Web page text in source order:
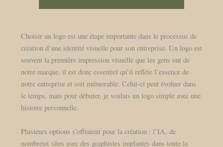
Choisir un logo est une étape importante dans le processus de
création d’une identité visuelle pour son entreprise. Un logo est
souvent la première impression visuelle que les gens ont de
notre marque, il est donc essentiel qu’il reflète l’essence de
notre entreprise et soit mémorable. Celui-ci peut évoluer dans
le temps, mais pour débuter, je voulais un logo simple avec une
histoire personnelle.
Plusieurs options s’offraient pour la création : l’IA, de
nombreux sites avec des graphistes implantés dans toute la